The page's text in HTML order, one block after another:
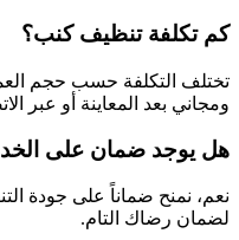
كم تكلفة تنظيف كنب؟
تختلف التكلفة حسب حجم
ومجاني بعد المعاينة أو عبر الاتصال
هل يوجد ضمان على
نعم، نمنح ضماناً على جودة
لضمان رضاك التام.